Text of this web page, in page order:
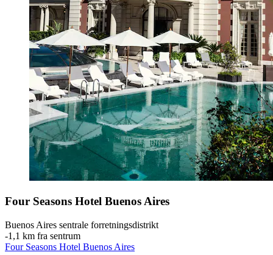
Four Seasons Hotel Buenos Aires
Buenos Aires sentrale forretningsdistrikt
‐1,1 km fra sentrum
Four Seasons Hotel Buenos Aires